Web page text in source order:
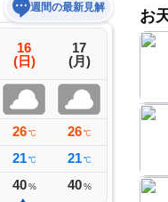
週間の最新見解
16
(日)
26 ℃
21 ℃
40 %
17
(月)
26 ℃
21 ℃
40 %
18
%
お